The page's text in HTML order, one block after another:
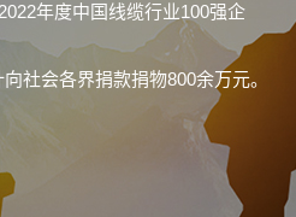
年度中国线缆行业100强企
社会各界捐款捐物800余万元。